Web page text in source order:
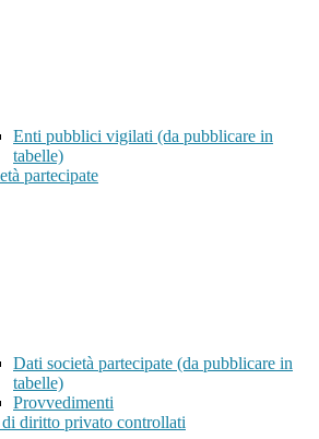
Enti pubblici vigilati (da pubblicare in
tabelle)
partecipate
Dati società partecipate (da pubblicare in
tabelle)
Provvedimenti
diritto privato controllati